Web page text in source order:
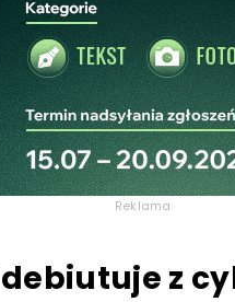
Reklama
z